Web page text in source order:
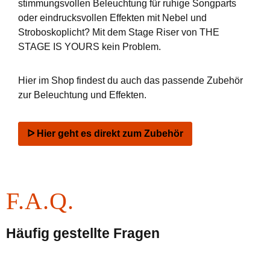
stimmungsvollen Beleuchtung für ruhige Songparts
oder eindrucksvollen Effekten mit Nebel und
Stroboskoplicht? Mit dem Stage Riser von THE
STAGE IS YOURS kein Problem.
Hier im Shop findest du auch das passende Zubehör
zur Beleuchtung und Effekten.
ᐅ Hier geht es direkt zum Zubehör
F.A.Q.
Häufig gestellte Fragen